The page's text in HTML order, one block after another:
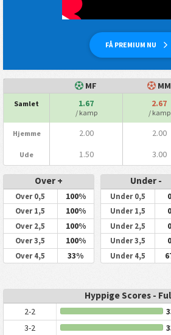
FÅ PREMIUM NU
MF MM
Samlet 1.67
/ kamp
2.67
/ kamp
Hjemme 2.00 2.00
Ude 1.50 3.00
Over +
Over 0,5 100%
Over 1,5 100%
Over 2,5 100%
Over 3,5 100%
Over 4,5 33%
Under -
Under 0,5
Under 1,5
Under 2,5
Under 3,5
Under 4,5
Hyppige Scores -
2-2
3-2